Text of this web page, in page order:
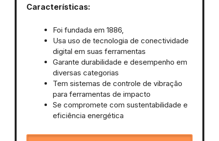
Características:
Foi fundada em 1886,
Usa uso de tecnologia de conectividade
digital em suas ferramentas
Garante durabilidade e desempenho em
diversas categorias
Tem sistemas de controle de vibração
para ferramentas de impacto
Se compromete com sustentabilidade e
eficiência energética